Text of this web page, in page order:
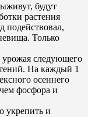
будут
растения
подействовал,
Только
урожая следующего
На каждый 1
осеннего
фосфора и
укрепить и